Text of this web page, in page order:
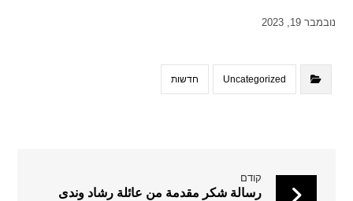
נובמבר 19, 2023
Uncategorized חדשות
קודם
رسالة شكر مقدمة من عائلة رشاد وندى